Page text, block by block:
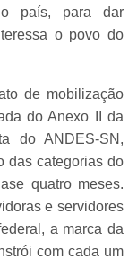
país, para dar
o povo do
de mobilização
do Anexo II da
do ANDES-SN,
das categorias do
quatro meses.
e servidores
a marca da
com cada um